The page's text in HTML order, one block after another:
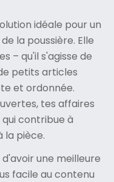
idéale pour un
la poussière. Elle
– qu'il s'agisse de
petits articles
et ordonnée.
tes affaires
contribue à
la pièce.
une meilleure
facile au contenu